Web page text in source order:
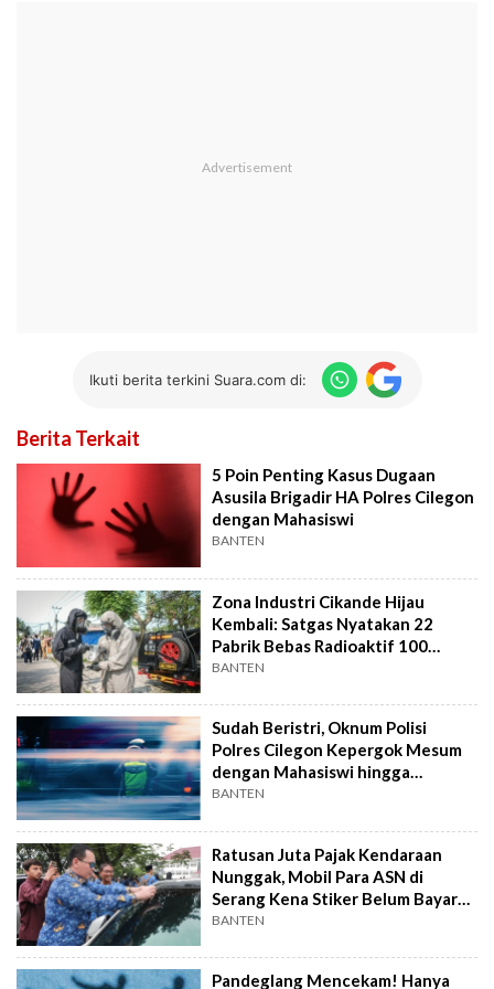
Ikuti berita terkini Suara.com di:
Berita Terkait
5 Poin Penting Kasus Dugaan
Asusila Brigadir HA Polres Cilegon
dengan Mahasiswi
BANTEN
Zona Industri Cikande Hijau
Kembali: Satgas Nyatakan 22
Pabrik Bebas Radioaktif 100
Persen
BANTEN
Sudah Beristri, Oknum Polisi
Polres Cilegon Kepergok Mesum
dengan Mahasiswi hingga
Dipatsus
BANTEN
Ratusan Juta Pajak Kendaraan
Nunggak, Mobil Para ASN di
Serang Kena Stiker Belum Bayar
Pajak
BANTEN
Pandeglang Mencekam! Hanya